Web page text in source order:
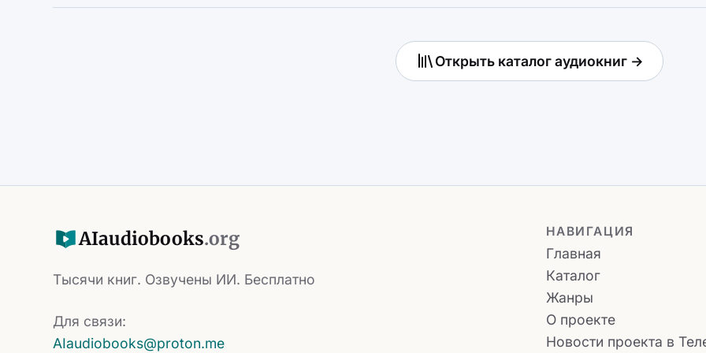
Открыть каталог аудиокниг →
AIaudiobooks.org
Тысячи книг. Озвучены ИИ. Бесплатно
Для связи:
AIaudiobooks@proton.me
НАВИГАЦИЯ
Главная
Каталог
Жанры
О проекте
Новости проекта в